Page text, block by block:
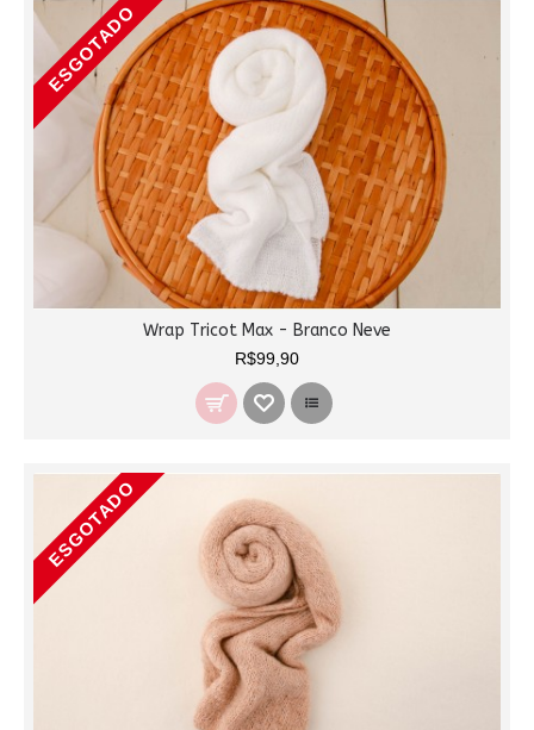
ESGOTADO
Wrap Tricot Max - Branco Neve
R$99,90
ESGOTADO